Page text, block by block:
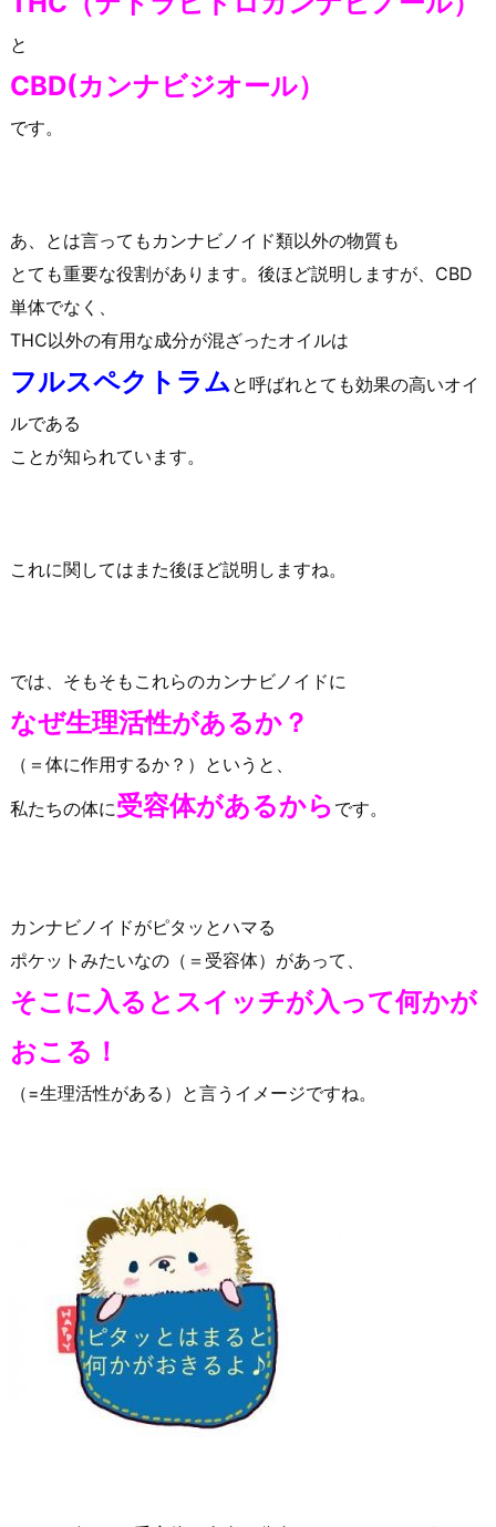
と
CBD(カンナビジオール）
です。
あ、とは言ってもカンナビノイド類以外の物質も
とても重要な役割があります。後ほど説明しますが、CBD
単体でなく、
THC以外の有用な成分が混ざったオイルは
フルスペクトラムと呼ばれとても効果の高いオイ
ルである
ことが知られています。
これに関してはまた後ほど説明しますね。
では、そもそもこれらのカンナビノイドに
なぜ生理活性があるか？
（＝体に作用するか？）というと、
私たちの体に受容体があるから です。
カンナビノイドがピタッとハマる
ポケットみたいなの（＝受容体）があって、
そこに入るとスイッチが入って何かが
おこる！
（=生理活性がある）と言うイメージですね。